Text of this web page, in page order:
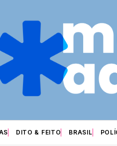
DITO & FEITO BRASIL